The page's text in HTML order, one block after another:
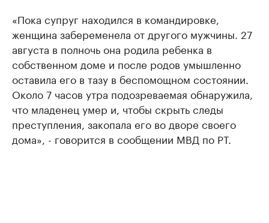
«Пока супруг находился в командировке,
женщина забеременела от другого мужчины. 27
августа в полночь она родила ребенка в
собственном доме и после родов умышленно
оставила его в тазу в беспомощном состоянии.
Около 7 часов утра подозреваемая обнаружила,
что младенец умер и, чтобы скрыть следы
преступления, закопала его во дворе своего
дома», - говорится в сообщении МВД по РТ.